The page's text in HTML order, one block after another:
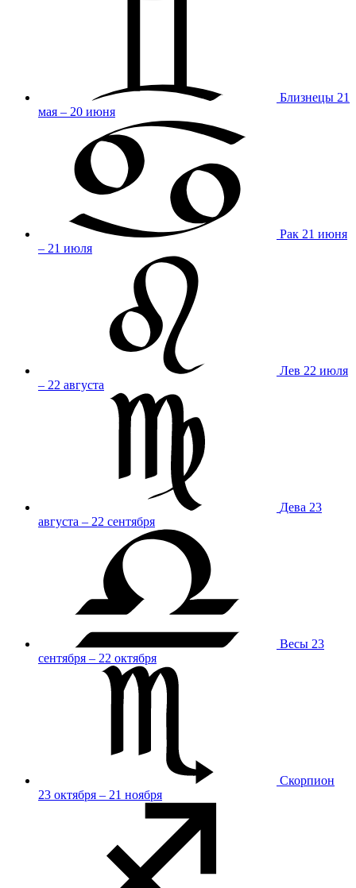
Близнецы 21
мая – 20 июня
Рак 21 июня
– 21 июля
Лев 22 июля
– 22 августа
Дева 23
августа – 22 сентября
Весы 23
сентября – 22 октября
Скорпион
23 октября – 21 ноября